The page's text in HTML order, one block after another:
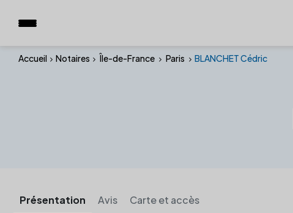
Accueil Notaires Île-de-France Paris BLANCHET Cédric
Présentation Avis Carte et accès